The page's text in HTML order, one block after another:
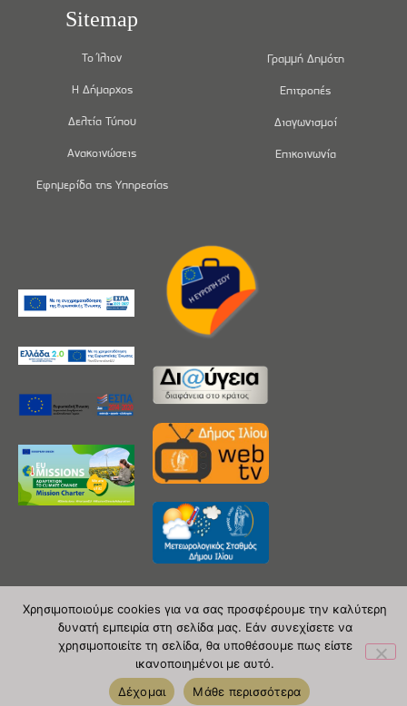
Sitemap
Το Ίλιον
Η Δήμαρχος
Δελτία Τύπου
Ανακοινώσεις
Εφημερίδα της Υπηρεσίας
Γραμμή Δημότη
Επιτροπές
Διαγωνισμοί
Επικοινωνία
Copyright 2020 © Δήμος Ιλίου
| powered by Evolutionprojects
Χρησιμοποιούμε cookies για να σας προσφέρουμε την καλύτερη
δυνατή εμπειρία στη σελίδα μας. Εάν συνεχίσετε να
χρησιμοποιείτε τη σελίδα, θα υποθέσουμε πως είστε
ικανοποιημένοι με αυτό.
Δέχομαι
Μάθε περισσότερα